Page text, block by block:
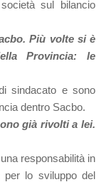
sul bilancio
Più volte si è
Provincia: le
sindacato e sono
dentro Sacbo.
già rivolti a lei.
responsabilità in
per lo sviluppo del